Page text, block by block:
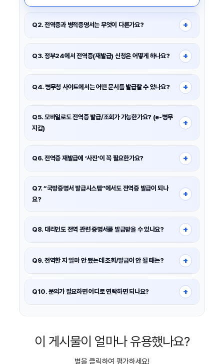
Q2. 전역증과 병적증명서는 무엇이 다른가요? +
사항을 증명하는 공식 증명서입니다.
Q3. 정부24에서 전역증(재발급) 신청은 어떻게 하나요? +
인증 후 신청 하면 됩니다.
민원 신청 → 전역증(또는 병역증) 재발급 선택
신청서 작성 → 제출(안내에 따라 사진 필요 가능)
Q4. 병무청 사이트에서는 어떤 문서를 발급할 수 있나요? +
사실확인서, 전역증 재발급등 관련 메뉴로 연결됩니다.
참고로 병적증명서 발급은 행정기관 통합에 따라
으로
Q5. 모바일로도 전역증 발급/조회가 가능한가요? (e-병무
지갑)
+
재발급이 가능합니다.
디지털 신분증/증명서 메뉴 → 전역 관련 항목 선택
발급 후 화면 제시 또는 제출(가능 범위 내)
Q6. 전역증 재발급에 ‘사진’이 꼭 필요한가요? +
3cm) 1매가 필요하다고 안내됩니다.
다만 신청 채널(정부24/방문/모바일)과 개인 상황에 따라 제출
Q7. “국방증명서 발급시스템”에서도 전역증 발급이 되나
요?
+
서비스로 안내된 사례가 있습니다.
Q8. 대리인도 전역 관련 증명서를 발급받을 수 있나요? +
또는 대리인 신청이 가능하며,온라인은 대리인 신청이 제한
될 수
대리 신청은 보통 위임장·신분증 등 추가 서류가 필요하므로 방문 전
필요한 서류를 확인하는 것이 안전합니다.
Q9. 전역한 지 얼마 안 됐는데 조회/발급이 안 될 때는? +
있습니다.
병무청/행정기관 방문 발급을 고려하세요.
Q10. 문의가 필요하면 어디로 연락하면 되나요? +
온라인 신청 오류·본인 인증 문제·발급 불가 사유는 병무청 고객지원
또는 관할 병무청 문의가 빠릅니다.
이 게시물이 얼마나 유용했나요?
별을 클릭하여 평가하세요!